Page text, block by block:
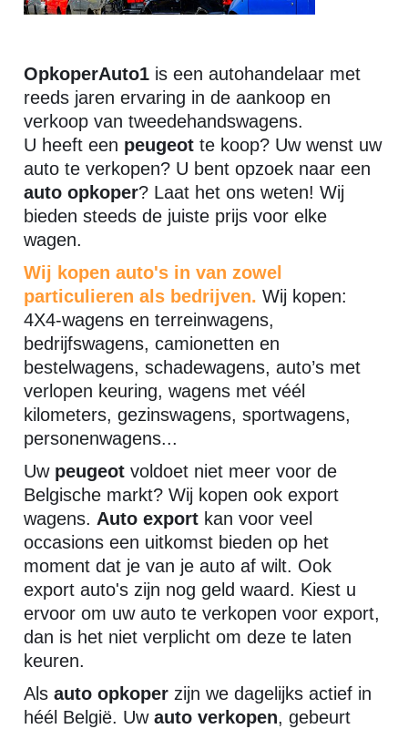
OpkoperAuto1 is een autohandelaar met
reeds jaren ervaring in de aankoop en
verkoop van tweedehandswagens.
U heeft een peugeot te koop? Uw wenst uw
auto te verkopen? U bent opzoek naar een
auto opkoper? Laat het ons weten! Wij
bieden steeds de juiste prijs voor elke
wagen.
Wij kopen auto's in van zowel
particulieren als bedrijven. Wij kopen:
4X4-wagens en terreinwagens,
bedrijfswagens, camionetten en
bestelwagens, schadewagens, auto’s met
verlopen keuring, wagens met véél
kilometers, gezinswagens, sportwagens,
personenwagens...
Uw peugeot voldoet niet meer voor de
Belgische markt? Wij kopen ook export
wagens. Auto export kan voor veel
occasions een uitkomst bieden op het
moment dat je van je auto af wilt. Ook
export auto's zijn nog geld waard. Kiest u
ervoor om uw auto te verkopen voor export,
dan is het niet verplicht om deze te laten
keuren.
Alsauto opkoper zijn we dagelijks actief in
héél België. Uwauto verkopen, gebeurt